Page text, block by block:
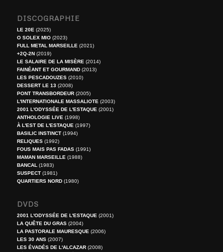
DISCOGRAPHIE
LE 20E (2025)
O SOLEX MIO(2023)
FULL METAL MARSEILLE (2021)
+2Q-2N(2019)
LE SALAIRE DE LA MISÈRE (2014)
FAINÉANT ET GOURMAND(2013)
LES PESCADOUZES(2010)
DESSERT LE 13(2008)
PONT TRANSBORDEUR(2005)
L'INTERNATIONALE MASSALIOTE (2003)
2001 L'ODYSSÉE DE L'ESTAQUE (2001)
ANTHOLOGIE LIVE (1998)
À L'EST DE L'ESTAQUE (1997)
BASILIC INSTINCT(1994)
RELIQUES(1992)
FOUS MAIS PAS FADAS(1991)
MAMAN MARSEILLE (1988)
BANCAL (1983)
SUSPECT(1981)
QUARTIERS NORD(1980)
DVDS
2001 L'ODYSSÉE DE L'ESTAQUE (2001)
LA QUÊTE DU GRAS(2004)
LA PASTORALE MAURESQUE (2006)
LES 30 ANS(2007)
LES ÉVADÉS DE L'ALCAZAR(2008)